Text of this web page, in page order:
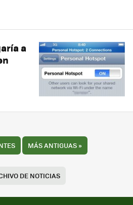
a
MÁS ANTIGUAS»
DE NOTICIAS